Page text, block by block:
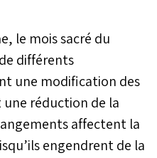
le mois sacré du
différents
une modification des
réduction de la
affectent la
engendrent de la